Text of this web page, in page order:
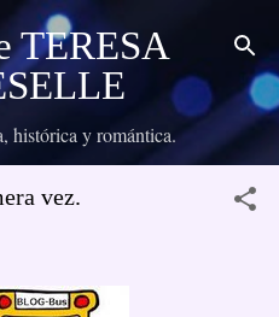
principal
TERESA
histórica y romántica.
vez.